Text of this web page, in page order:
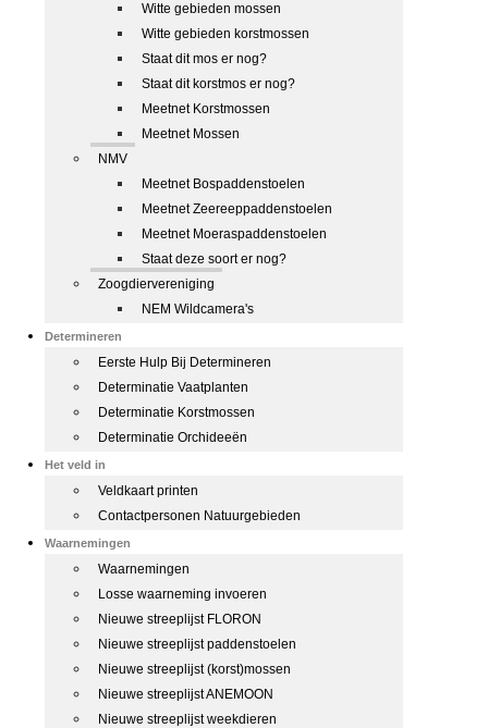
Witte gebieden mossen
Witte gebieden korstmossen
Staat dit mos er nog?
Staat dit korstmos er nog?
Meetnet Korstmossen
Meetnet Mossen
NMV
Meetnet Bospaddenstoelen
Meetnet Zeereeppaddenstoelen
Meetnet Moeraspaddenstoelen
Staat deze soort er nog?
Zoogdiervereniging
NEM Wildcamera's
Determineren
Eerste Hulp Bij Determineren
Determinatie Vaatplanten
Determinatie Korstmossen
Determinatie Orchideeën
Het veld in
Veldkaart printen
Contactpersonen Natuurgebieden
Waarnemingen
Waarnemingen
Losse waarneming invoeren
Nieuwe streeplijst FLORON
Nieuwe streeplijst paddenstoelen
Nieuwe streeplijst (korst)mossen
Nieuwe streeplijst ANEMOON
Nieuwe streeplijst weekdieren